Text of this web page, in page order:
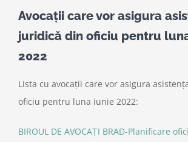
Avocații care vor asigura
juridică din oficiu pentru
2022
Lista cu avocații care vor asigura
oficiu pentru luna iunie 2022:
BIROUL DE AVOCAȚI BRAD-Planificare